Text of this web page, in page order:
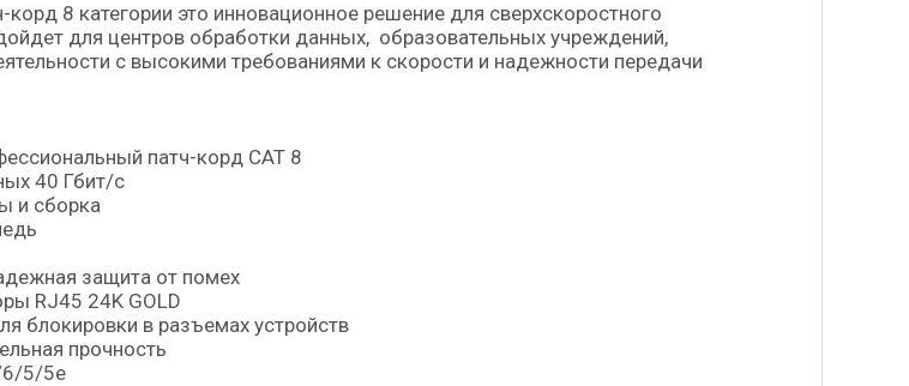
8 категории это инновационное решение для сверхскоростного
для центров обработки данных, образовательных учреждений,
с высокими требованиями к скорости и надежности передачи
патч-корд CAT 8
40 Гбит/с
и сборка
защита от помех
RJ45 24K GOLD
блокировки в разъемах устройств
прочность
6/5/5е